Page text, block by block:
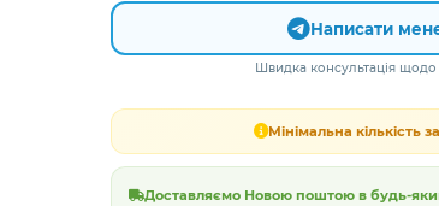
Написати
Швидка консультація щодо
Мінімальна кількість
Доставляємо Новою поштою в будь-